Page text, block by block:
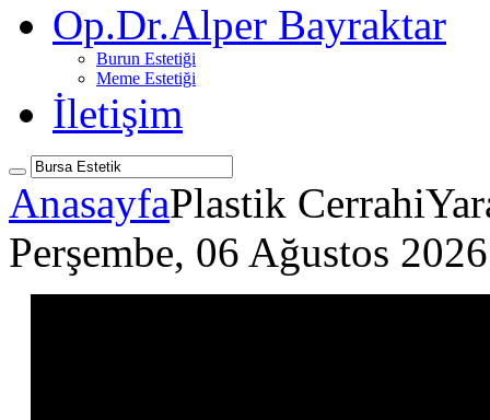
Op.Dr.Alper Bayraktar
Burun Estetiği
Meme Estetiği
İletişim
AnasayfaPlastik Cerrahi
Perşembe, 06 Ağustos 2026